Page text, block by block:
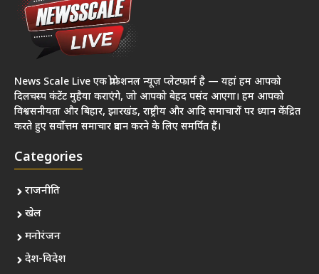
News Scale Live एक प्रोफेशनल न्यूज़ प्लेटफार्म है — यहां हम आपको
दिलचस्प कंटेंट मुहैया कराएंगे, जो आपको बेहद पसंद आएगा। हम आपको
विश्वसनीयता और बिहार, झारखंड, राष्ट्रीय और आदि समाचारों पर ध्यान केंद्रित
करते हुए सर्वोत्तम समाचार प्रदान करने के लिए समर्पित हैं।
Categories
राजनीति
खेल
मनोरंजन
देश-विदेश